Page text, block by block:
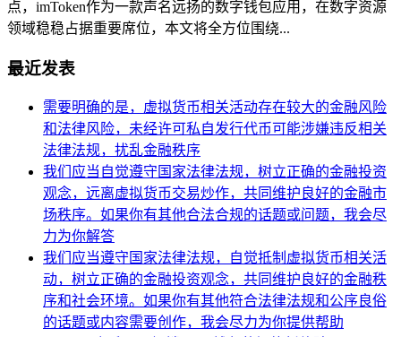
点，imToken作为一款声名远扬的数字钱包应用，在数字资源
领域稳稳占据重要席位，本文将全方位围绕...
最近发表
需要明确的是，虚拟货币相关活动存在较大的金融风险
和法律风险，未经许可私自发行代币可能涉嫌违反相关
法律法规，扰乱金融秩序
我们应当自觉遵守国家法律法规，树立正确的金融投资
观念，远离虚拟货币交易炒作，共同维护良好的金融市
场秩序。如果你有其他合法合规的话题或问题，我会尽
力为你解答
我们应当遵守国家法律法规，自觉抵制虚拟货币相关活
动，树立正确的金融投资观念，共同维护良好的金融秩
序和社会环境。如果你有其他符合法律法规和公序良俗
的话题或内容需要创作，我会尽力为你提供帮助